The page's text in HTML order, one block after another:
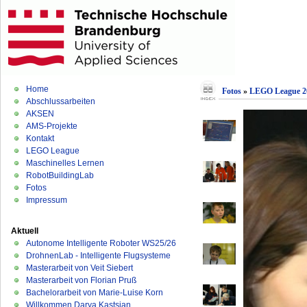
Home
Abschlussarbeiten
AKSEN
AMS-Projekte
Kontakt
LEGO League
Maschinelles Lernen
RobotBuildingLab
Fotos
Impressum
Aktuell
Autonome Intelligente Roboter WS25/26
DrohnenLab - Intelligente Flugsysteme
Masterarbeit von Veit Siebert
Masterarbeit von Florian Pruß
Bachelorarbeit von Marie-Luise Korn
Willkommen Darya Kastsian
Fotos »LEGO League